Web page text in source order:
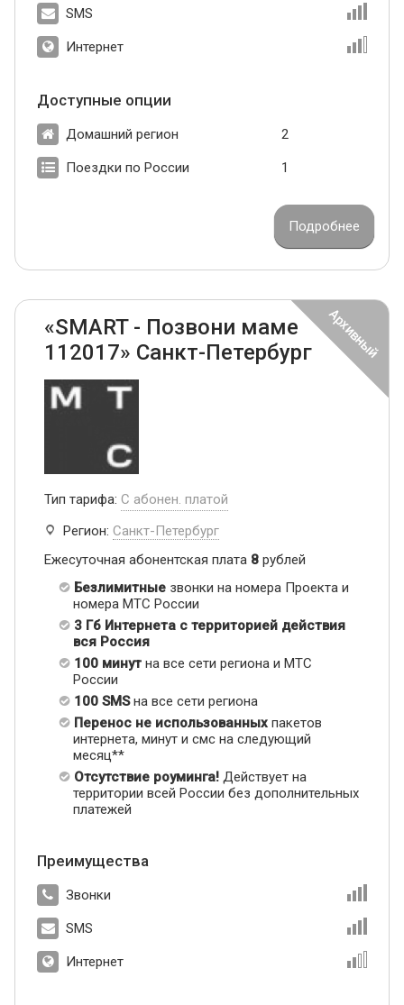
SMS
Интернет
Доступные опции
Домашний регион 2
Поездки по России 1
Подробнее
«SMART - Позвони маме
112017» Санкт-Петербург
Тип тарифа: С абонен. платой
Регион: Санкт-Петербург
Ежесуточная абонентская плата 8 рублей
Безлимитные звонки на номера Проекта и
номера МТС России
3 Гб Интернета с территорией действия
вся Россия
100 минут на все сети региона и МТС
России
100 SMSна все сети региона
Перенос не использованных пакетов
интернета, минут и смс на следующий
месяц**
Отсутствие роуминга! Действует на
территории всей России без дополнительных
платежей
Преимущества
Звонки
SMS
Интернет